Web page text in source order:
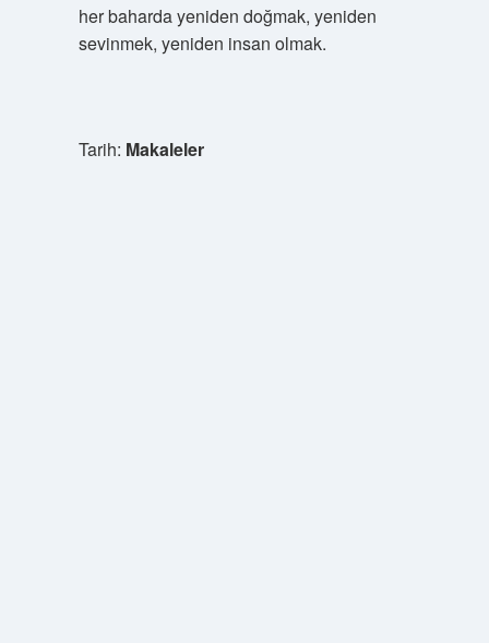
her baharda yeniden doğmak, yeniden
sevinmek, yeniden insan olmak.
Tarih: Makaleler